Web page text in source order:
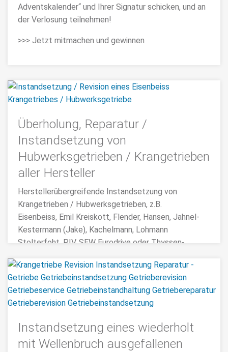
Adventskalender“ und Ihrer Signatur schicken, und an
der Verlosung teilnehmen!
>>> Jetzt mitmachen und gewinnen
Überholung, Reparatur /
Instandsetzung von
Hubwerksgetrieben / Krangetrieben
aller Hersteller
Herstellerübergreifende Instandsetzung von
Krangetrieben / Hubwerksgetrieben, z.B.
Eisenbeiss, Emil Kreiskott, Flender, Hansen, Jahnel-
Kestermann (Jake), Kachelmann, Lohmann
Stolterfoht, PIV, SEW Eurodrive oder Thyssen-
Getriebeinspektionen und Getriebereparaturen vor
Ort. >> mehr
Instandsetzung eines wiederholt
mit Wellenbruch ausgefallenen